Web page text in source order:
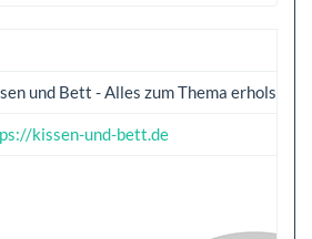
und Bett - Alles zum Thema
kissen-und-bett.de